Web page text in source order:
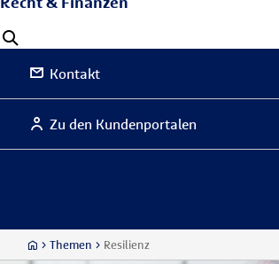
Kontakt
Zu den Kundenportalen
Themen Resilienz